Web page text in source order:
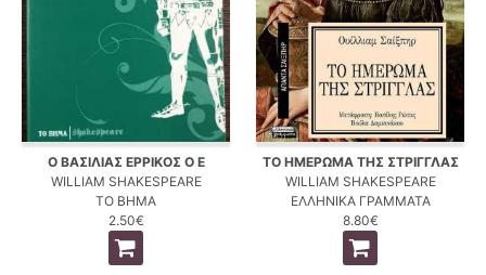
Ο ΒΑΣΙΛΙΑΣ ΕΡΡΙΚΟΣ Ο Ε
WILLIAM SHAKESPEARE
ΤΟ ΒΗΜΑ
2.50€
ΤΟ ΗΜΕΡΩΜΑ ΤΗΣ ΣΤΡΙΓΓΛΑΣ
WILLIAM SHAKESPEARE
ΕΛΛΗΝΙΚΑ ΓΡΑΜΜΑΤΑ
8.80€